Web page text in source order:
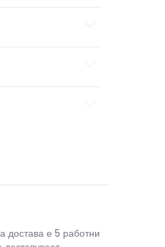
достава е 5 работни